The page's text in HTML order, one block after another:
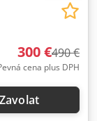
300 €490 €
cena plus DPH
Zavolat